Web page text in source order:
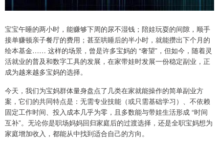
宝宝午睡的两小时，能赚够下周的尿不湿钱；陪娃玩耍的间隙，顺手
接单赚顿亲子餐厅的费用；甚至哄睡后的半小时，就能攒出下个月的
绘本基金…… 这样的场景，曾是许多宝妈的 “奢望”，但如今，随着灵
活就业的普及和数字工具的发展，在家带娃时发展一份稳定副业，正
成为越来越多宝妈的选择。
今天，我们为宝妈群体量身盘点了几类在家就能操作的简单副业方
案，它们的共同特点是：无需专业技能（或只需基础学习）、不依赖
固定工作时间、投入成本几乎为零，且多数能与带娃生活形成 “时间
互补”。无论你是职场妈妈回归家庭后的过渡选择，还是全职宝妈想为
家庭增加收入，都能从中找到适合自己的方向。